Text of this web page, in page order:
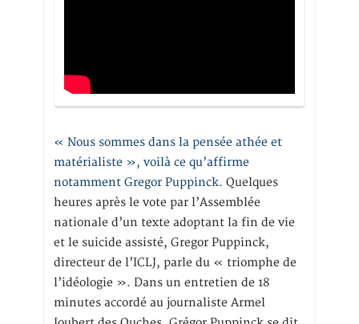
« Nous sommes dans la pensée athée et
matérialiste », voilà ce qu’affirme
notamment Gregor Puppinck. Quelques
heures après le vote par l’Assemblée
nationale d’un texte adoptant la fin de vie
et le suicide assisté, Gregor Puppinck,
directeur de l’ICLJ, parle du « triomphe de
l’idéologie ». Dans un entretien de 18
minutes accordé au journaliste Armel